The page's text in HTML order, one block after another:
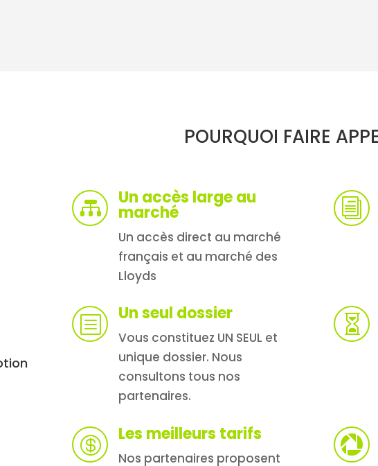
POURQUOI FAIRE
 Un accès large au
marché
Un accès direct au marché
français et au marché des
Lloyds
b Un seul dossier
Vous constituez UN SEUL et
unique dossier. Nous
consultons tous nos
partenaires.
 Les meilleurs tarifs
Nos partenaires proposent
i

